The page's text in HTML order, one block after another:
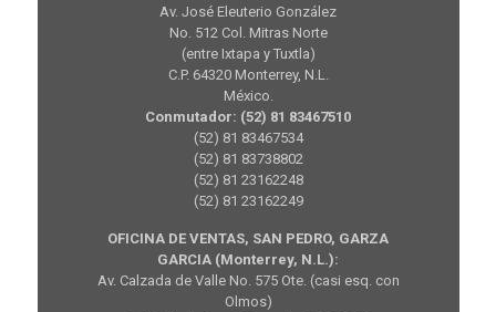
Av. José Eleuterio González
No. 512 Col. Mitras Norte
(entre Ixtapa y Tuxtla)
C.P. 64320 Monterrey, N.L.
México.
Conmutador: (52) 81 83467510
(52) 81 83467534
(52) 81 83738802
(52) 81 23162248
(52) 81 23162249
OFICINA DE VENTAS, SAN PEDRO, GARZA
GARCIA (Monterrey, N.L.):
Av. Calzada de Valle No. 575 Ote. (casi esq. con
Olmos)